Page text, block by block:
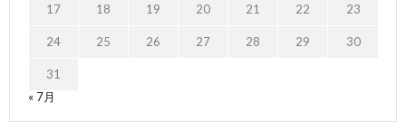
17 18 19 20 21 22 23
24 25 26 27 28 29 30
31
« 7月